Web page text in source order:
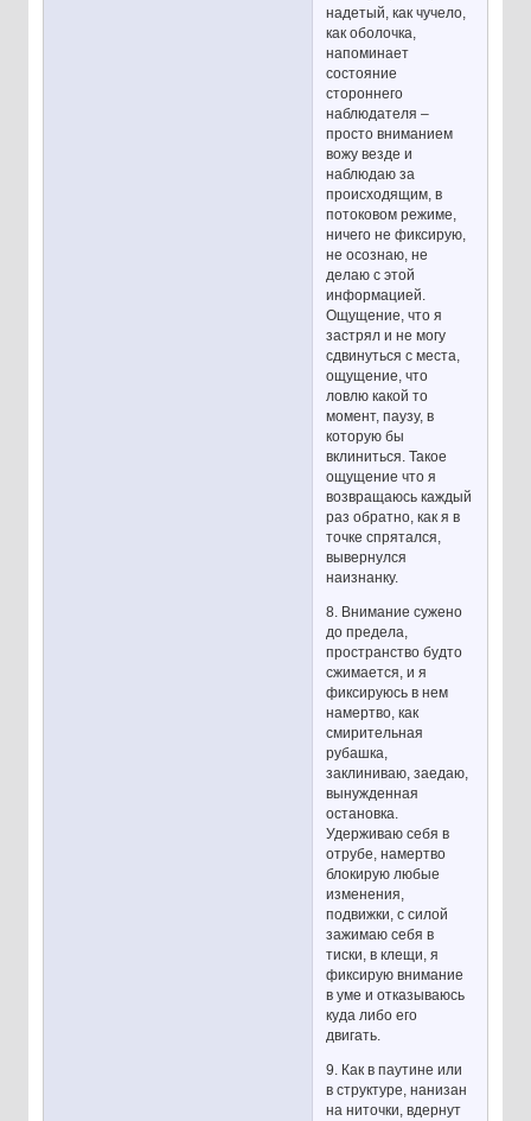
надетый, как чучело,
как оболочка,
напоминает
состояние
стороннего
наблюдателя –
просто вниманием
вожу везде и
наблюдаю за
происходящим, в
потоковом режиме,
ничего не фиксирую,
не осознаю, не
делаю с этой
информацией.
Ощущение, что я
застрял и не могу
сдвинуться с места,
ощущение, что
ловлю какой то
момент, паузу, в
которую бы
вклиниться. Такое
ощущение что я
возвращаюсь каждый
раз обратно, как я в
точке спрятался,
вывернулся
наизнанку.
8. Внимание сужено
до предела,
пространство будто
сжимается, и я
фиксируюсь в нем
намертво, как
смирительная
рубашка,
заклиниваю, заедаю,
вынужденная
остановка.
Удерживаю себя в
отрубе, намертво
блокирую любые
изменения,
подвижки, с силой
зажимаю себя в
тиски, в клещи, я
фиксирую внимание
в уме и отказываюсь
куда либо его
двигать.
9. Как в паутине или
в структуре, нанизан
на ниточки, вдернут